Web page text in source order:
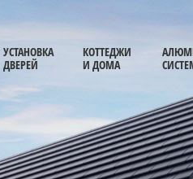
УСТАНОВКА
ДВЕРЕЙ
КОТТЕДЖИ
И ДОМА